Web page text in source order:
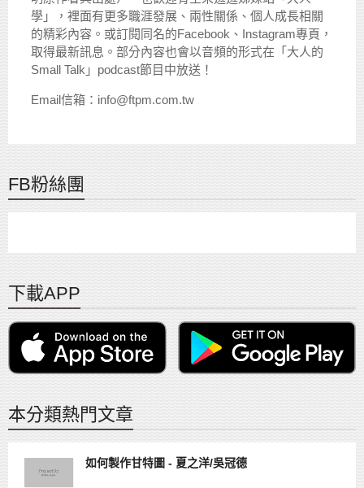
學」，裡面有更多職涯發展、兩性關係、個人成長相關
的精彩內容。或訂閱同名的Facebook、Instagram專頁，
取得最新訊息。部分內容也會以音頻的形式在「大人的
Small Talk」podcast節目中放送！
Email信箱：info@ftpm.com.tw
FB粉絲團
下載APP
本分類熱門文章
如何製作甘特圖 - 夏之洋/吳冠德